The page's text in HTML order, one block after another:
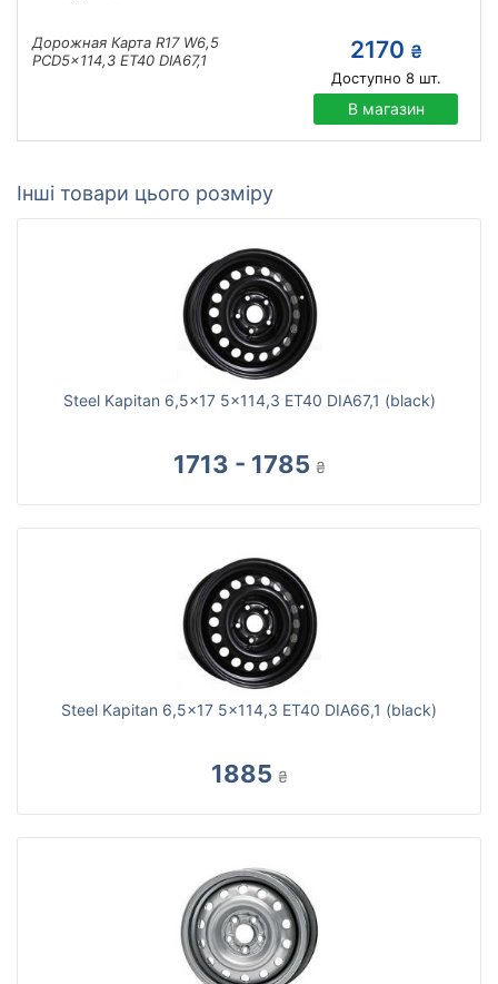
Дорожная Карта R17 W6,5
PCD5x114,3 ET40 DIA67,1
2170 ₴
Доступно 8шт.
В магазин
Інші товари цього розміру
Steel Kapitan 6,5x17 5x114,3 ET40 DIA67,1 (black)
1713 - 1785 ₴
Steel Kapitan 6,5x17 5x114,3 ET40 DIA66,1 (black)
1885 ₴